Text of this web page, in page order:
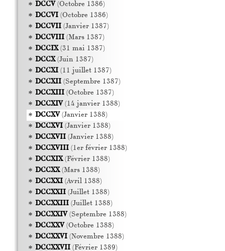
DCCV(Octobre 1386)
DCCVI(Octobre 1386)
DCCVII(Janvier 1387)
DCCVIII(Mars 1387)
DCCIX(31 mai 1387)
DCCX(Juin 1387)
DCCXI(11 juillet 1387)
DCCXII(Septembre 1387)
DCCXIII(Octobre 1387)
DCCXIV(14 janvier 1388)
DCCXV(Janvier 1388)
DCCXVI(Janvier 1388)
DCCXVII(Janvier 1388)
DCCXVIII(1er février 1388)
DCCXIX(Février 1388)
DCCXX(Mars 1388)
DCCXXI(Avril 1388)
DCCXXII(Juillet 1388)
DCCXXIII(Juillet 1388)
DCCXXIV(Septembre 1388)
DCCXXV(Octobre 1388)
DCCXXVI(Novembre 1388)
DCCXXVII(Février 1389)